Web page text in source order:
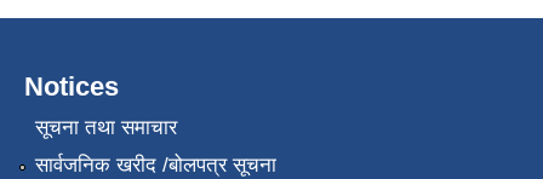
Notices
सूचना तथा समाचार
सार्वजनिक खरीद /बोलपत्र सूचना